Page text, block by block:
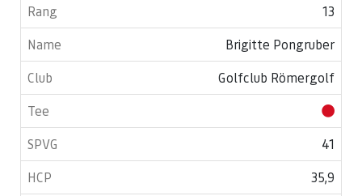
13
Brigitte Pongruber
Golfclub Römergolf
41
35,9